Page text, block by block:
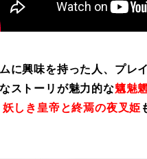
に興味を持った人、プレ
ストーリが魅力的な魑魅
しき皇帝と終焉の夜叉姫